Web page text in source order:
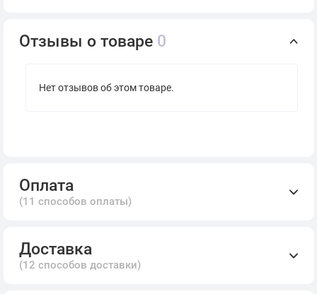
Отзывы о товаре 0
Нет отзывов об этом товаре.
Оплата
(11 способов оплаты)
Доставка
(12 способов доставки)